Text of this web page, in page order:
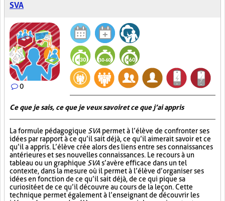
SVA
0
Ce que je sais, ce que je veux savoir et ce que j’ai appris
La formule pédagogique SVA permet à l’élève de confronter ses
idées par rapport à ce qu’il sait déjà, ce qu’il aimerait savoir et ce
qu’il a appris. L’élève crée alors des liens entre ses connaissances
antérieures et ses nouvelles connaissances. Le recours à un
tableau ou un graphique SVA s’avère efficace dans un tel
contexte, dans la mesure où il permet à l’élève d’organiser ses
idées en fonction de ce qu’il sait déjà, de ce qui pique sa
curiosité et de ce qu’il découvre au cours de la leçon. Cette
technique permet également à l’enseignant de découvrir les